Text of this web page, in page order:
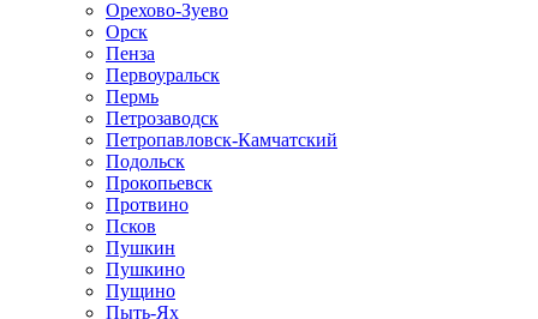
Орехово-Зуево
Орск
Пенза
Первоуральск
Пермь
Петрозаводск
Петропавловск-Камчатский
Подольск
Прокопьевск
Протвино
Псков
Пушкин
Пушкино
Пущино
Пыть-Ях